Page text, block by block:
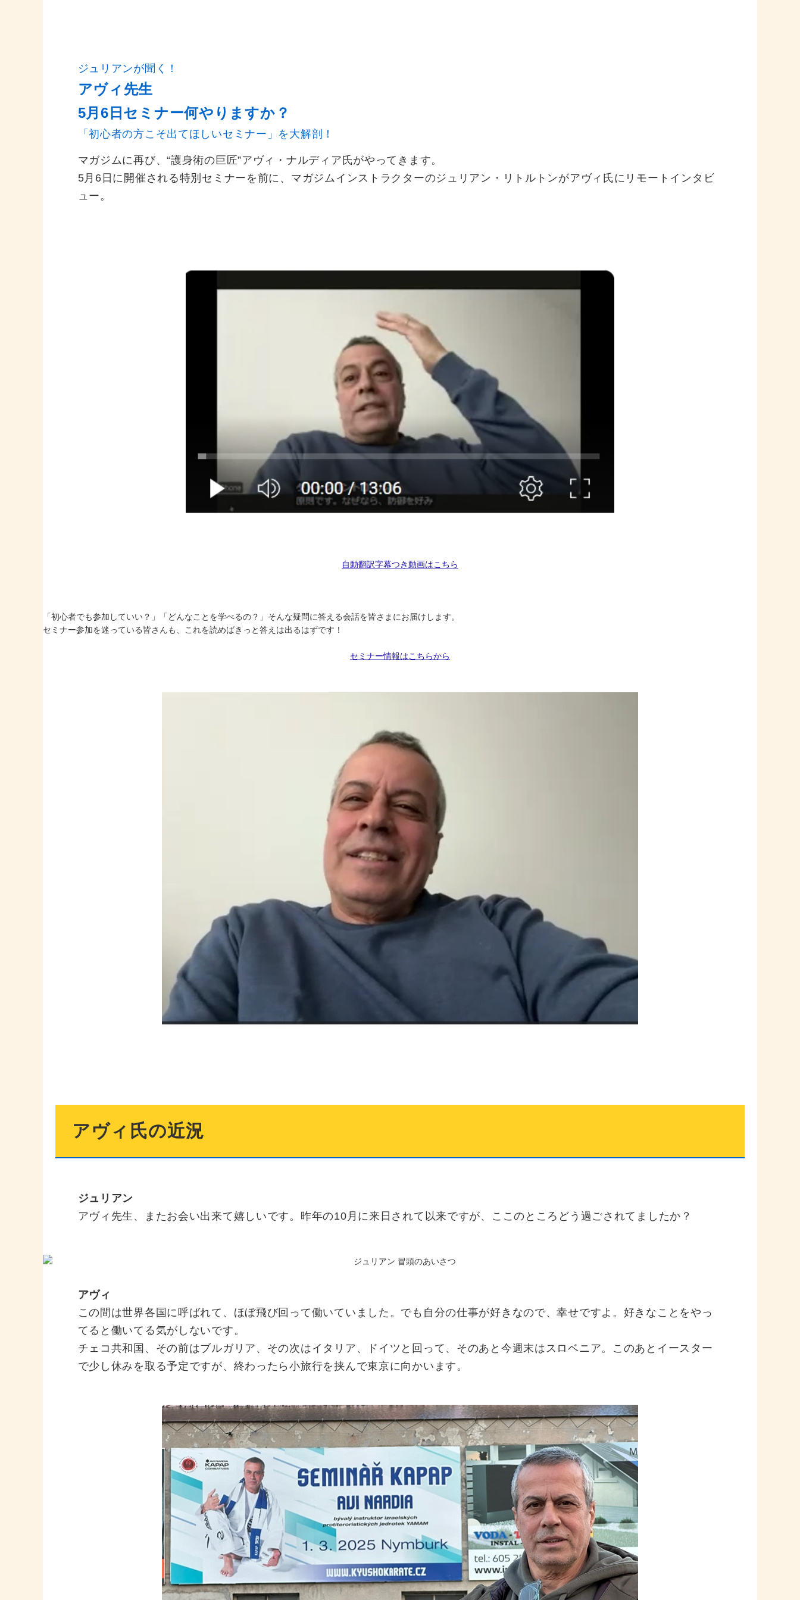
ジュリアンが聞く！
アヴィ先生
5月6日セミナー何やりますか？
「初心者の方こそ出てほしいセミナー」を大解剖！
マガジムに再び、“護身術の巨匠”アヴィ・ナルディア氏がやってきます。
5月6日に開催される特別セミナーを前に、マガジムインストラクターのジュリアン・リトルトンがアヴィ氏にリモートインタビ
ュー。
自動翻訳字幕つき動画はこちら
「初心者でも参加していい？」「どんなことを学べるの？」そんな疑問に答える会話を皆さまにお届けします。
セミナー参加を迷っている皆さんも、これを読めばきっと答えは出るはずです！
セミナー情報はこちらから
アヴィ氏の近況
ジュリアン
アヴィ先生、またお会い出来て嬉しいです。昨年の10月に来日されて以来ですが、ここのところどう過ごされてましたか？
アヴィ
この間は世界各国に呼ばれて、ほぼ飛び回って働いていました。でも自分の仕事が好きなので、幸せですよ。好きなことをやっ
てると働いてる気がしないです。
チェコ共和国、その前はブルガリア、その次はイタリア、ドイツと回って、そのあと今週末はスロベニア。このあとイースター
で少し休みを取る予定ですが、終わったら小旅行を挟んで東京に向かいます。